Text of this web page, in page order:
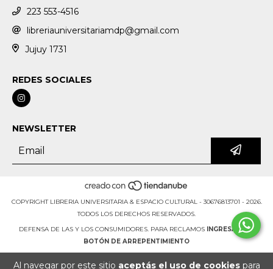
Al navegar por este sitio aceptás el uso de cookiespara
223 553-4516
libreriauniversitariamdp@gmail.com
Jujuy 1731
REDES SOCIALES
NEWSLETTER
COPYRIGHT LIBRERIA UNIVERSITARIA & ESPACIO CULTURAL - 30676813701 - 2026.
TODOS LOS DERECHOS RESERVADOS.
DEFENSA DE LAS Y LOS CONSUMIDORES. PARA RECLAMOS INGRESÁ ACÁ.
BOTÓN DE ARREPENTIMIENTO